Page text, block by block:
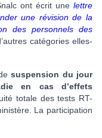
ont écrit une lettre
une révision de la
des personnels des
catégories elles-
suspension du jour
en cas d’effets
totale des tests RT-
La participation